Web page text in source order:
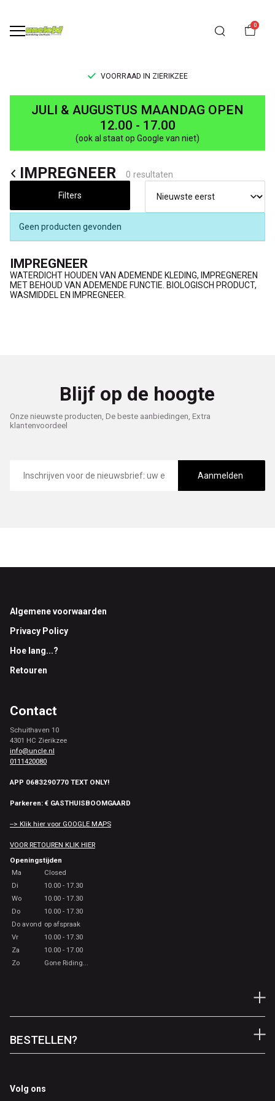
0
VOORRAAD IN ZIERIKZEE
IMPREGEREN,
NIKWAX,
WASMIDDEL
WATERPROOF
UNCLE[S]
Boardshop
JULI & AUGUSTUS MAANDAG OPEN
12.00 - 17.00
(ook al staat op Google van niet)
IMPREGNEER 0 resultaten
Filters
Geen producten gevonden
IMPREGNEER
WATERDICHT HOUDEN VAN ADEMENDE KLEDING, IMPREGNEREN
MET BEHOUD VAN ADEMENDE FUNCTIE. BIOLOGISCH PRODUCT,
WASMIDDEL EN IMPREGNEER.
Blijf op de hoogte
Onze nieuwste producten, De beste aanbiedingen, Extra
klantenvoordeel
mailadres
Aanmelden
Footer
Algemene voorwaarden
Privacy Policy
Hoe lang...?
Retouren
Contact
Schuithaven 10
4301 HC Zierikzee
info@uncle.nl
0111420080
APP 0683290770 TEXT ONLY!
Parkeren: € GASTHUISBOOMGAARD
--> Klik hier voor GOOGLE MAPS
VOOR RETOUREN KLIK HIER
Openingstijden
Ma
Closed
Di
10.00 - 17.30
Wo
10.00 - 17.30
Do
10.00 - 17.30
Do avond op afspraak
Vr
10.00 - 17.30
Za
10.00 - 17.00
Zo
Gone Riding...
BESTELLEN?
Volg ons